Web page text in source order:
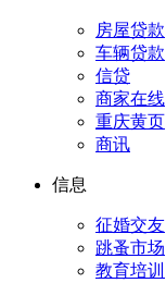
房屋贷款
车辆贷款
信贷
商家在线
重庆黄页
商讯
信息
征婚交友
跳蚤市场
教育培训